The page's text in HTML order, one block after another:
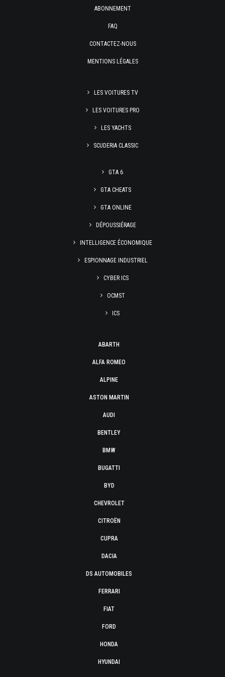
ABONNEMENT
FAQ
CONTACTEZ-NOUS
MENTIONS LÉGALES
LES VOITURES TV
LES VOITURES PRO
LES YACHTS
SCUDERIA CLASSIC
GTA 6
GTA CHEATS
GTA ONLINE
DÉPOUSSIÉRAGE
INTELLIGENCE ÉCONOMIQUE
ESPIONNAGE INDUSTRIEL
CYBER ICS
OCMST
ICS
ABARTH
ALFA ROMEO
ALPINE
ASTON MARTIN
AUDI
BENTLEY
BMW
BUGATTI
BYD
CHEVROLET
CITROËN
CUPRA
DACIA
DS AUTOMOBILES
FERRARI
FIAT
FORD
HONDA
HYUNDAI